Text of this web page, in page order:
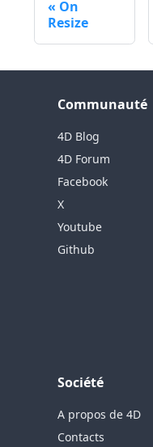
On
Resize
Communauté
4D Blog
4D Forum
Facebook
X
Youtube
Github
Société
A propos de 4D
Contacts